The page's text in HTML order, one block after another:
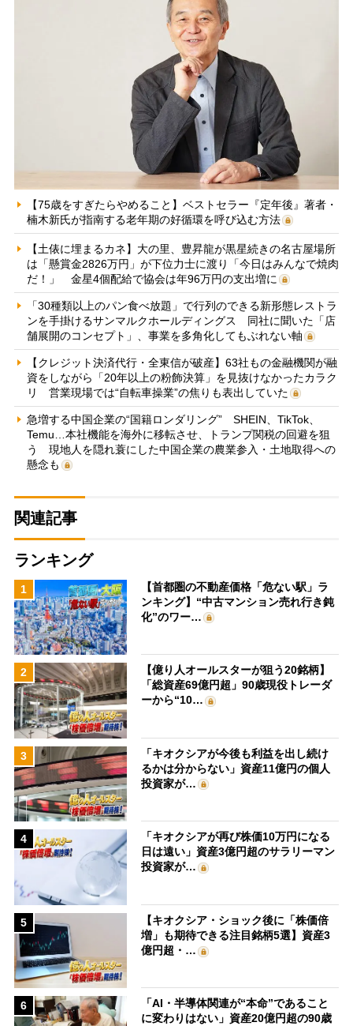
【75歳をすぎたらやめること】ベストセラー『定年後』著者・
楠木新氏が指南する老年期の好循環を呼び込む方法
【土俵に埋まるカネ】大の里、豊昇龍が黒星続きの名古屋場所
は「懸賞金2826万円」が下位力士に渡り「今日はみんなで焼肉
だ！」 金星4個配給で協会は年96万円の支出増に
「30種類以上のパン食べ放題」で行列のできる新形態レストラ
ンを手掛けるサンマルクホールディングス 同社に聞いた「店
舗展開のコンセプト」、事業を多角化してもぶれない軸
【クレジット決済代行・全東信が破産】63社もの金融機関が融
資をしながら「20年以上の粉飾決算」を見抜けなかったカラク
リ 営業現場では“自転車操業”の焦りも表出していた
急増する中国企業の“国籍ロンダリング” SHEIN、TikTok、
Temu…本社機能を海外に移転させ、トランプ関税の回避を狙
う 現地人を隠れ蓑にした中国企業の農業参入・土地取得への
懸念も
関連記事
ランキング
1
【首都圏の不動産価格「危ない駅」ラ
ンキング】“中古マンション売れ行き鈍
化”のワー…
2
【億り人オールスターが狙う20銘柄】
「総資産69億円超」90歳現役トレーダ
ーから“10…
3
「キオクシアが今後も利益を出し続け
るかは分からない」資産11億円の個人
投資家が…
4
「キオクシアが再び株価10万円になる
日は遠い」資産3億円超のサラリーマン
投資家が…
5
【キオクシア・ショック後に「株価倍
増」も期待できる注目銘柄5選】資産3
億円超・…
6
「AI・半導体関連が“本命”であること
に変わりはない」資産20億円超の90歳